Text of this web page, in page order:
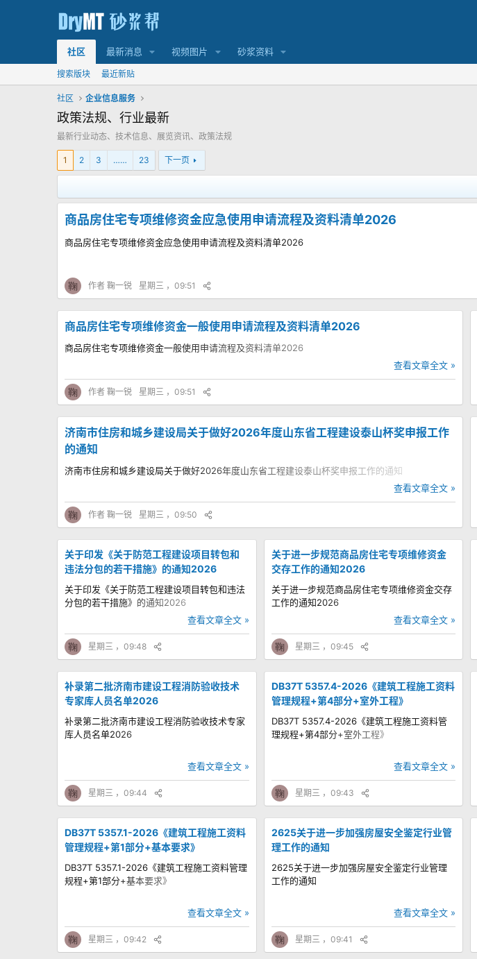
社区 最新消息 视频图片 砂浆资料
搜索版块 最近新贴
社区 企业信息服务
政策法规、行业最新
最新行业动态、技术信息、展览资讯、政策法规
1 2 3 …… 23 下一页
商品房住宅专项维修资金应急使用申请流程及资料清单2026
商品房住宅专项维修资金应急使用申请流程及资料清单2026
鞠 作者 鞠一锐 星期三 ，09:51
商品房住宅专项维修资金一般使用申请流程及资料清单2026
商品房住宅专项维修资金一般使用申请流程及资料清单2026
查看文章全文 »
鞠 作者 鞠一锐 星期三 ，09:51
济南市住房和城乡建设局关于做好2026年度山东省工程建设泰山杯奖申报工作
的通知
济南市住房和城乡建设局关于做好2026年度山东省工程建设泰山杯奖申报工作的通知
查看文章全文 »
鞠 作者 鞠一锐 星期三 ，09:50
关于印发《关于防范工程建设项目转包和
违法分包的若干措施》的通知2026
关于印发《关于防范工程建设项目转包和违法
分包的若干措施》的通知2026
查看文章全文 »
鞠 星期三 ，09:48
关于进一步规范商品房住宅专项维修资金
交存工作的通知2026
关于进一步规范商品房住宅专项维修资金交存
工作的通知2026
查看文章全文 »
鞠 星期三 ，09:45
补录第二批济南市建设工程消防验收技术
专家库人员名单2026
补录第二批济南市建设工程消防验收技术专家
库人员名单2026
查看文章全文 »
鞠 星期三 ，09:44
DB37T 5357.4-2026《建筑工程施工资料
管理规程+第4部分+室外工程》
DB37T 5357.4-2026《建筑工程施工资料管
理规程+第4部分+室外工程》
查看文章全文 »
鞠 星期三 ，09:43
DB37T 5357.1-2026《建筑工程施工资料
管理规程+第1部分+基本要求》
DB37T 5357.1-2026《建筑工程施工资料管理
规程+第1部分+基本要求》
查看文章全文 »
鞠 星期三 ，09:42
2625关于进一步加强房屋安全鉴定行业管
理工作的通知
2625关于进一步加强房屋安全鉴定行业管理
工作的通知
查看文章全文 »
鞠 星期三 ，09:41